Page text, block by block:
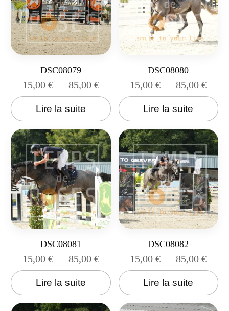
DSC08079
15,00 € – 85,00 €
Lire la suite
DSC08080
15,00€ – 85,00€
Lire la suite
DSC08081
15,00 € – 85,00 €
Lire la suite
DSC08082
15,00€ – 85,00€
Lire la suite